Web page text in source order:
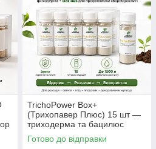
TrichoPower Box+
(Трихопавер Плюс) 15 шт —
триходерма та бацилюс
(сінна паличка) від хвороб
рослин Myco Guardian
Готово до відправки